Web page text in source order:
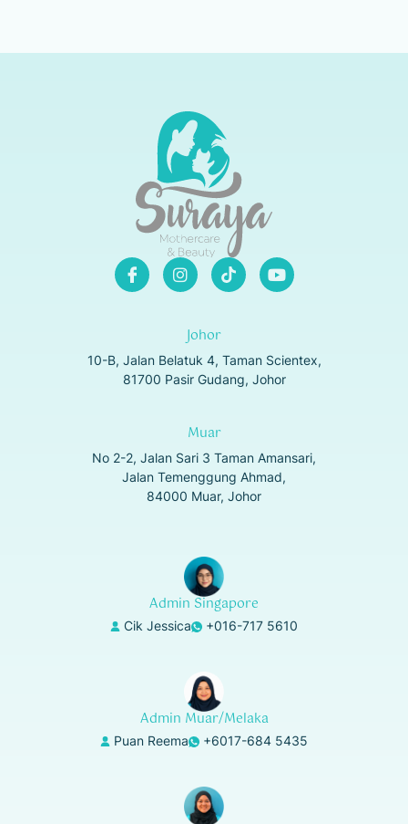
Johor
10-B, Jalan Belatuk 4, Taman Scientex,
81700 Pasir Gudang, Johor
Muar
No 2-2, Jalan Sari 3 Taman Amansari,
Jalan Temenggung Ahmad,
84000 Muar, Johor
Admin Singapore
Cik Jessica +016-717 5610
Admin Muar/Melaka
Puan Reema +6017-684 5435